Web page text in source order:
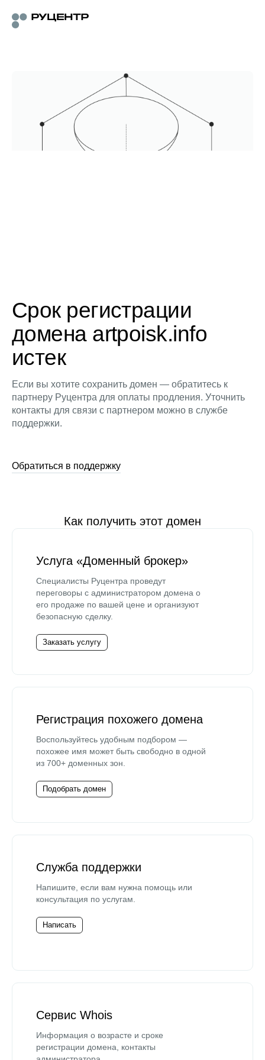
Срок регистрации
домена artpoisk.info
истек
Если вы хотите сохранить домен — обратитесь к
партнеру Руцентра для оплаты продления. Уточнить
контакты для связи с партнером можно в службе
поддержки.
Обратиться в поддержку
Как получить этот домен
Услуга «Доменный брокер»
Специалисты Руцентра проведут
переговоры с администратором домена о
его продаже по вашей цене и организуют
безопасную сделку.
Заказать услугу
Регистрация похожего домена
Воспользуйтесь удобным подбором —
похожее имя может быть свободно в одной
из 700+ доменных зон.
Подобрать домен
Служба поддержки
Напишите, если вам нужна помощь или
консультация по услугам.
Написать
Сервис Whois
Информация о возрасте и сроке
регистрации домена, контакты